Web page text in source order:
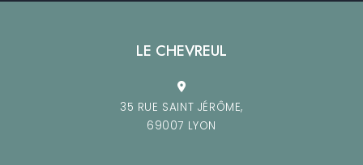
LE CHEVREUL
35 RUE SAINT JÉRÔME,
69007 LYON